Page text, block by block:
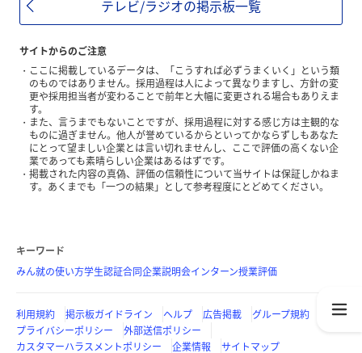
テレビ/ラジオの掲示板一覧
サイトからのご注意
ここに掲載しているデータは、「こうすれば必ずうまくいく」という類
のものではありません。採用過程は人によって異なりますし、方針の変
更や採用担当者が変わることで前年と大幅に変更される場合もありえま
す。
また、言うまでもないことですが、採用過程に対する感じ方は主観的な
ものに過ぎません。他人が誉めているからといってかならずしもあなた
にとって望ましい企業とは言い切れませんし、ここで評価の高くない企
業であっても素晴らしい企業はあるはずです。
掲載された内容の真偽、評価の信頼性について当サイトは保証しかねま
す。あくまでも「一つの結果」として参考程度にとどめてください。
キーワード
みん就の使い方学生認証合同企業説明会インターン授業評価
利用規約 掲示板ガイドライン ヘルプ 広告掲載
グループ規約
プライバシーポリシー
外部送信ポリシー
カスタマーハラスメントポリシー
企業情報 サイトマップ